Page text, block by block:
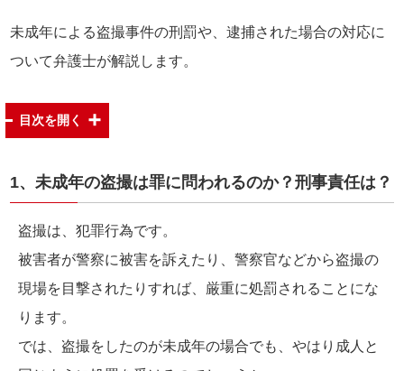
未成年による盗撮事件の刑罰や、逮捕された場合の対応に
ついて弁護士が解説します。
目次を開く
1、未成年の盗撮は罪に問われるのか？刑事責任は？
盗撮は、犯罪行為です。
被害者が警察に被害を訴えたり、警察官などから盗撮の
現場を目撃されたりすれば、厳重に処罰されることにな
ります。
では、盗撮をしたのが未成年の場合でも、やはり成人と